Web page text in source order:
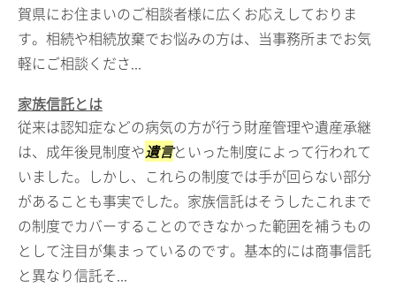
賀県にお住まいのご相談者様に広くお応えしておりま
す。相続や相続放棄でお悩みの方は、当事務所までお気
軽にご相談くださ...
家族信託とは
従来は認知症などの病気の方が行う財産管理や遺産承継
は、成年後見制度や遺言といった制度によって行われて
いました。しかし、これらの制度では手が回らない部分
があることも事実でした。家族信託はそうしたこれまで
の制度でカバーすることのできなかった範囲を補うもの
として注目が集まっているのです。基本的には商事信託
と異なり信託そ...